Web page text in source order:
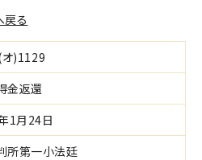
る
)1129
金返還
1月24日
所第一小法廷